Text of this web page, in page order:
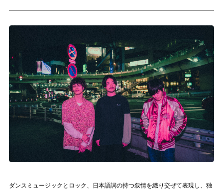
ログイン
LINK
muevoクラウドファンディング
muevoコミュニティ
ぶいクラ！by muevo
ダンスミュージックとロック、日本語詞の持つ叙情を織り交ぜて表現し、独